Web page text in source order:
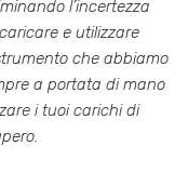
l’incertezza
e utilizzare
che abbiamo
a portata di mano
i tuoi carichi di